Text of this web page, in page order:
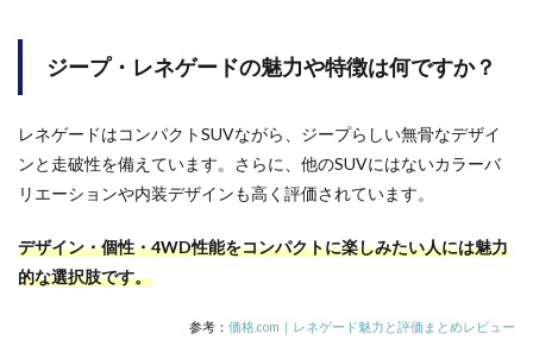
ジープ・レネゲードの魅力や特徴は何ですか？
レネゲードはコンパクトSUVながら、ジープらしい無骨なデザイ
ンと走破性を備えています。さらに、他のSUVにはないカラーバ
リエーションや内装デザインも高く評価されています。
デザイン・個性・4WD性能をコンパクトに楽しみたい人には魅力
的な選択肢です。
参考： 価格.com｜レネゲード魅力と評価まとめレビュー